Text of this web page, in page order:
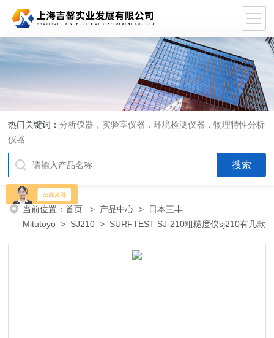
热门关键词：分析仪器，实验室仪器，环境检测仪器，物理特性分析
仪器
当前位置：首页 > 产品中心 > 日本三丰
Mitutoyo > SJ210 > SURFTEST SJ-210粗糙度仪sj210有几款